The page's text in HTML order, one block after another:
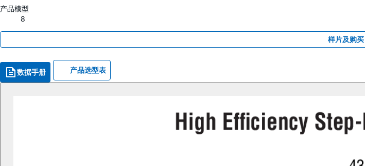
产品模型
8
样片及购买
数据手册 产品选型表